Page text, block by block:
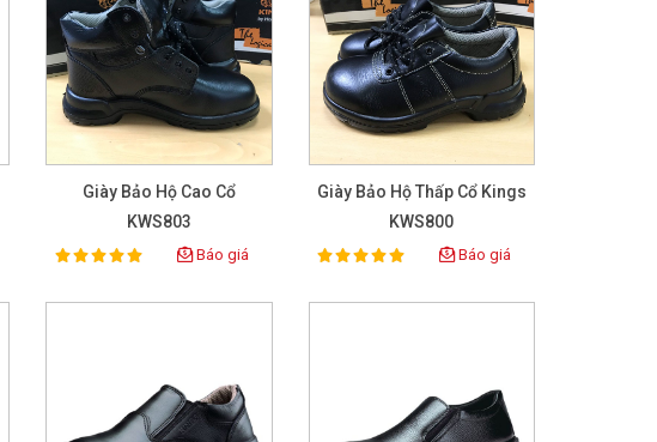
Giày Bảo Hộ Cao Cổ
KWS803
Rating:
100% Báo giá
Giày Bảo Hộ Thấp Cổ Kings
KWS800
Rating:
100% Báo giá